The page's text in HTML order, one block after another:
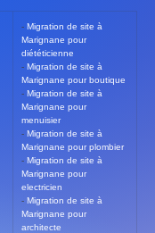
- Migration de site à
Marignane pour
diététicienne
- Migration de site à
Marignane pour boutique
- Migration de site à
Marignane pour
menuisier
- Migration de site à
Marignane pour plombier
- Migration de site à
Marignane pour
electricien
- Migration de site à
Marignane pour
architecte